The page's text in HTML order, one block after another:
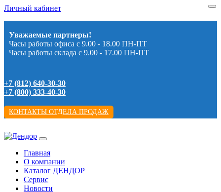
Личный кабинет
Уважаемые партнеры!
Часы работы офиса с 9.00 - 18.00 ПН-ПТ
Часы работы склада с 9.00 - 17.00 ПН-ПТ
+7 (812) 640-30-30
+7 (800) 333-40-30
КОНТАКТЫ ОТДЕЛА ПРОДАЖ
Главная
О компании
Каталог ДЕНДОР
Сервис
Новости